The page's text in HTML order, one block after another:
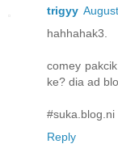
trigyy
hahhahak3.
comey
ke? dia ad
#suka.blog.ni
Reply